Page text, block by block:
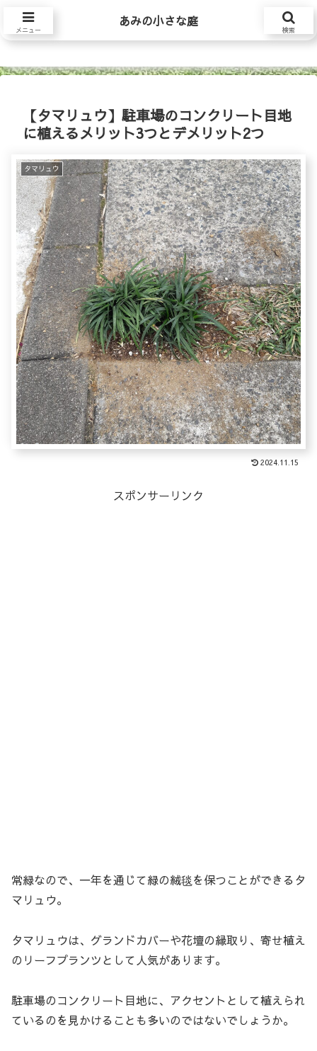
あみの小さな庭
【タマリュウ】駐車場のコンクリート目地
に植えるメリット3つとデメリット2つ
タマリュウ
2024.11.15
スポンサーリンク
常緑なので、一年を通じて緑の絨毯を保つことができるタ
マリュウ。
タマリュウは、グランドカバーや花壇の縁取り、寄せ植え
のリーフプランツとして人気があります。
駐車場のコンクリート目地に、アクセントとして植えられ
ているのを見かけることも多いのではないでしょうか。
メニュー
あみの小さな庭
検索